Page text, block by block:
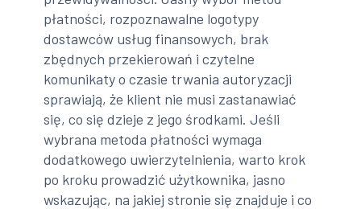
płatności, rozpoznawalne logotypy
dostawców usług finansowych, brak
zbędnych przekierowań i czytelne
komunikaty o czasie trwania autoryzacji
sprawiają, że klient nie musi zastanawiać
się, co się dzieje z jego środkami. Jeśli
wybrana metoda płatności wymaga
dodatkowego uwierzytelnienia, warto krok
po kroku prowadzić użytkownika, jasno
wskazując, na jakiej stronie się znajduje i co